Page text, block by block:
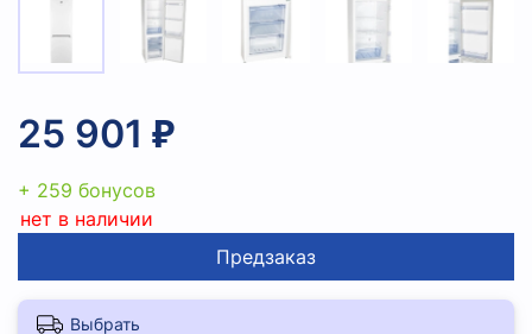
25 901 ₽
+ 259 бонусов
нет в наличии
Предзаказ
Выбрать